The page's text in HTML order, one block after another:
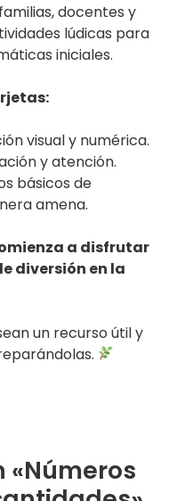
docentes y
lúdicas para
iniciales.
visual y numérica.
y atención.
básicos de
amena.
a disfrutar
diversión en la
un recurso útil y
«Números